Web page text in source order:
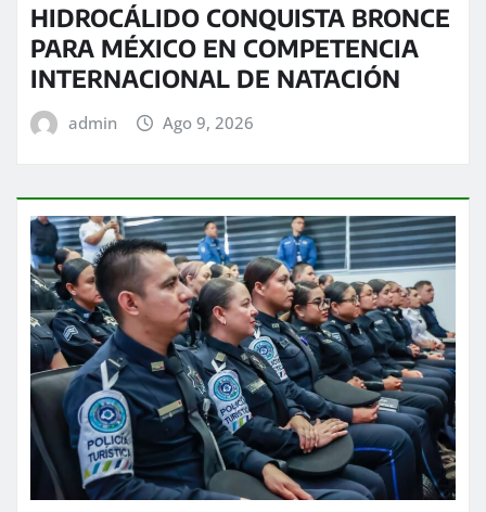
HIDROCÁLIDO CONQUISTA BRONCE
PARA MÉXICO EN COMPETENCIA
INTERNACIONAL DE NATACIÓN
admin Ago 9, 2026